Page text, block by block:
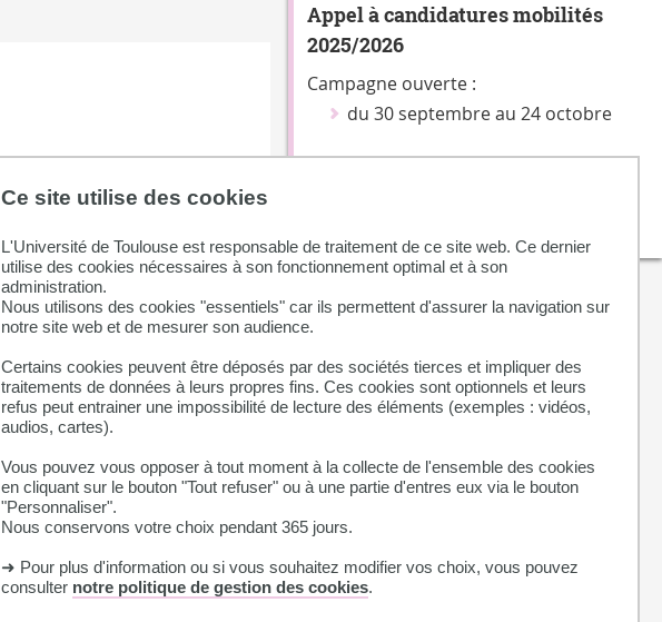
Ce site utilise des cookies
L'Université de Toulouse est responsable de traitement de ce site web. Ce dernier
utilise des cookies nécessaires à son fonctionnement optimal et à son
administration.
Nous utilisons des cookies "essentiels" car ils permettent d'assurer la navigation sur
notre site web et de mesurer son audience.
Certains cookies peuvent être déposés par des sociétés tierces et impliquer des
traitements de données à leurs propres fins. Ces cookies sont optionnels et leurs
refus peut entrainer une impossibilité de lecture des éléments (exemples : vidéos,
audios, cartes).
Vous pouvez vous opposer à tout moment à la collecte de l'ensemble des cookies
en cliquant sur le bouton "Tout refuser" ou à une partie d'entres eux via le bouton
"Personnaliser".
Nous conservons votre choix pendant 365 jours.
➜ Pour plus d'information ou si vous souhaitez modifier vos choix, vous pouvez
consulter notre politique de gestion des cookies.
Appel à candidatures mobilités
2025/2026
Campagne ouverte :
du 30 septembre au 24 octobre